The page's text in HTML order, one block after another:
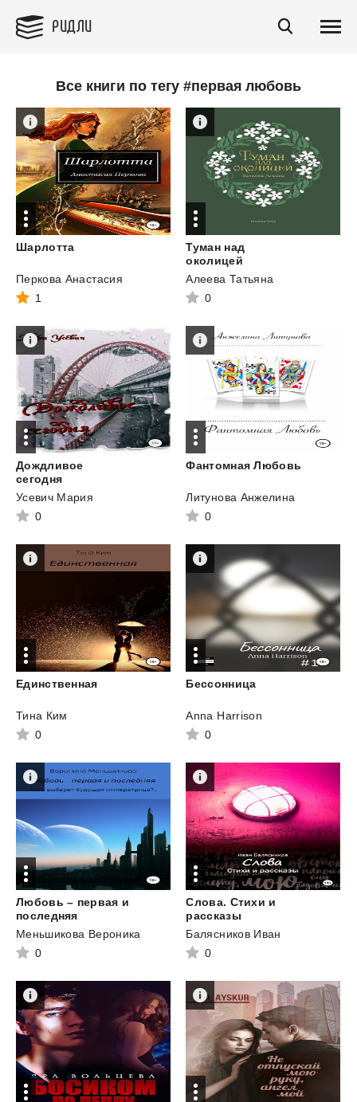
РИДЛИ
Все книги по тегу #первая любовь
Шарлотта
Перкова Анастасия
1
Туман над
околицей
Алеева Татьяна
0
Дождливое
сегодня
Усевич Мария
0
Фантомная Любовь
Литунова Анжелина
0
Единственная
Тина Ким
0
Бессонница
Anna Harrison
0
Любовь – первая и
последняя
Меньшикова Вероника
0
Слова. Стихи и
рассказы
Балясников Иван
0